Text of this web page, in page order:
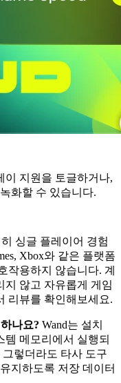
이 지원을 토글하거나,
화할 수 있습니다.
싱글 플레이어 경험
Xbox와 같은 플랫폼
작용하지 않습니다. 계
지 않고 자유롭게 게임
리뷰를 확인해보세요.
나요? Wand는 설치
메모리에서 실행되
렇더라도 타사 도구
지하도록 저장 데이터